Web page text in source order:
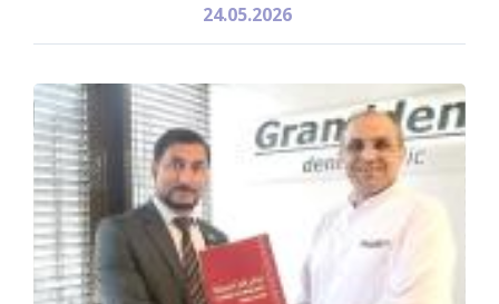
24.05.2026